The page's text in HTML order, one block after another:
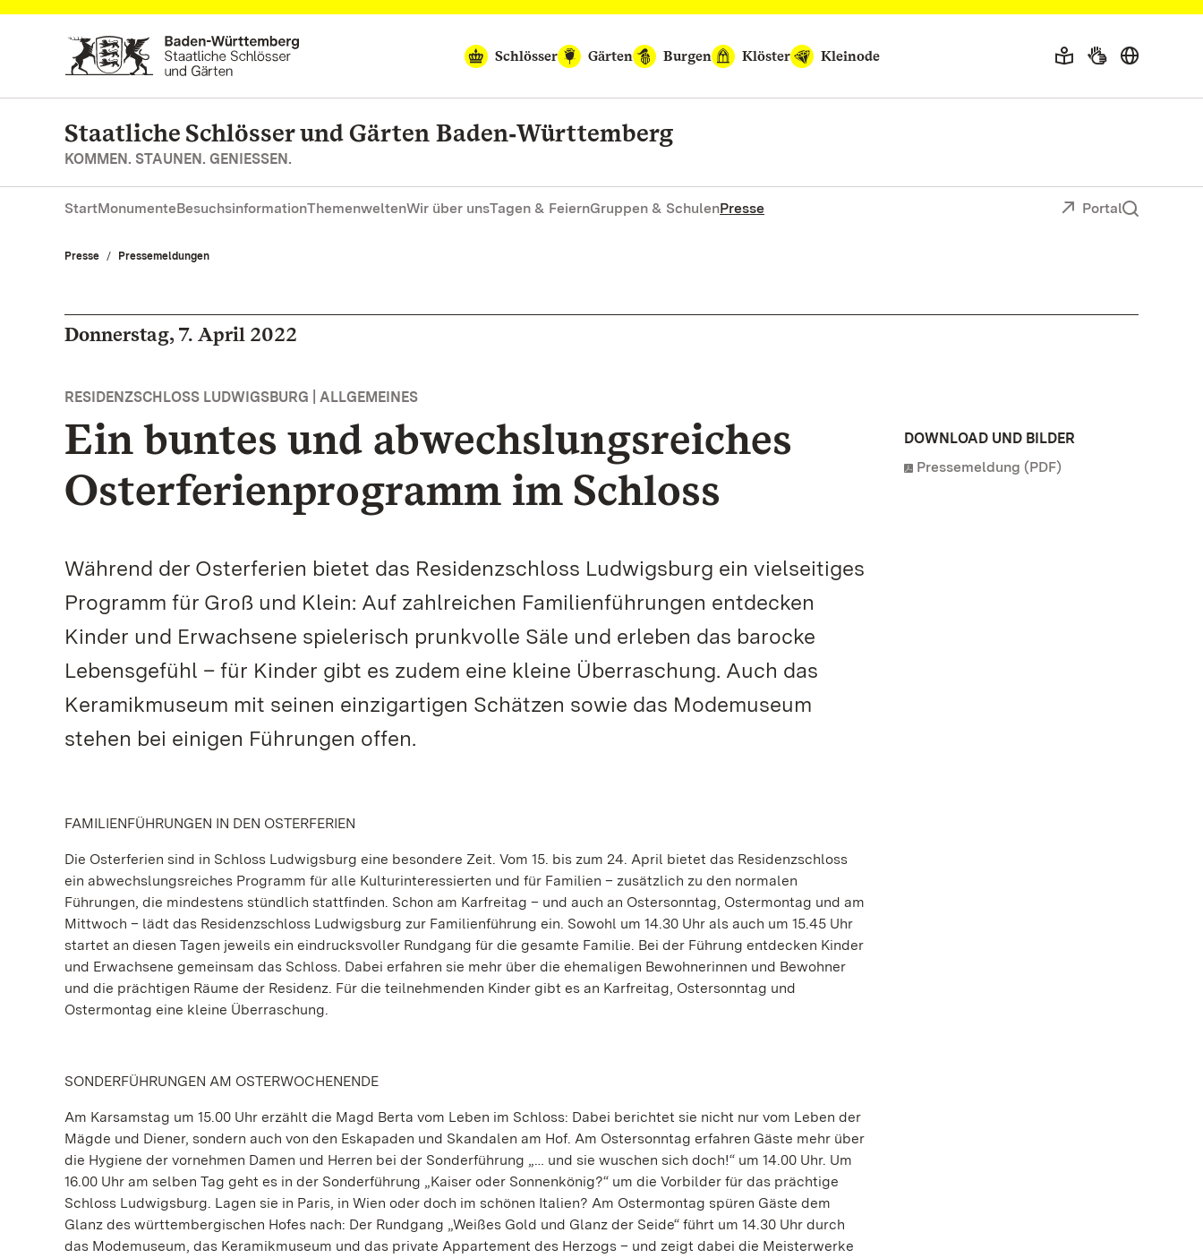
Zum Hauptinhalt springen
Schlösser
Gärten Burgen Klöster Kleinode
Staatliche Schlösser und Gärten Baden‑Württemberg
KOMMEN. STAUNEN. GENIESSEN.
StartMonumenteBesuchsinformationThemenweltenWir über unsTagen & FeiernGruppen & SchulenPresse Portal
Presse Pressemeldungen
Donnerstag, 7. April 2022
RESIDENZSCHLOSS LUDWIGSBURG | ALLGEMEINES
Ein buntes und abwechslungsreiches
Osterferienprogramm im Schloss
Während der Osterferien bietet das Residenzschloss Ludwigsburg ein vielseitiges
Programm für Groß und Klein: Auf zahlreichen Familienführungen entdecken
Kinder und Erwachsene spielerisch prunkvolle Säle und erleben das barocke
Lebensgefühl – für Kinder gibt es zudem eine kleine Überraschung. Auch das
Keramikmuseum mit seinen einzigartigen Schätzen sowie das Modemuseum
stehen bei einigen Führungen offen.
FAMILIENFÜHRUNGEN IN DEN OSTERFERIEN
Die Osterferien sind in Schloss Ludwigsburg eine besondere Zeit. Vom 15. bis zum 24. April bietet das Residenzschloss
ein abwechslungsreiches Programm für alle Kulturinteressierten und für Familien – zusätzlich zu den normalen
Führungen, die mindestens stündlich stattfinden. Schon am Karfreitag – und auch an Ostersonntag, Ostermontag und am
Mittwoch – lädt das Residenzschloss Ludwigsburg zur Familienführung ein. Sowohl um 14.30 Uhr als auch um 15.45 Uhr
startet an diesen Tagen jeweils ein eindrucksvoller Rundgang für die gesamte Familie. Bei der Führung entdecken Kinder
und Erwachsene gemeinsam das Schloss. Dabei erfahren sie mehr über die ehemaligen Bewohnerinnen und Bewohner
und die prächtigen Räume der Residenz. Für die teilnehmenden Kinder gibt es an Karfreitag, Ostersonntag und
Ostermontag eine kleine Überraschung.
SONDERFÜHRUNGEN AM OSTERWOCHENENDE
Am Karsamstag um 15.00 Uhr erzählt die Magd Berta vom Leben im Schloss: Dabei berichtet sie nicht nur vom Leben der
Mägde und Diener, sondern auch von den Eskapaden und Skandalen am Hof. Am Ostersonntag erfahren Gäste mehr über
die Hygiene der vornehmen Damen und Herren bei der Sonderführung „… und sie wuschen sich doch!“ um 14.00 Uhr. Um
16.00 Uhr am selben Tag geht es in der Sonderführung „Kaiser oder Sonnenkönig?“ um die Vorbilder für das prächtige
Schloss Ludwigsburg. Lagen sie in Paris, in Wien oder doch im schönen Italien? Am Ostermontag spüren Gäste dem
Glanz des württembergischen Hofes nach: Der Rundgang „Weißes Gold und Glanz der Seide“ führt um 14.30 Uhr durch
das Modemuseum, das Keramikmuseum und das private Appartement des Herzogs – und zeigt dabei die Meisterwerke
DOWNLOAD UND BILDER
Pressemeldung (PDF)